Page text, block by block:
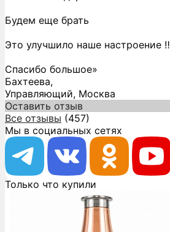
Будем еще брать
Это улучшило наше настроение ‼️
Спасибо большое»
Бахтеева,
Управляющий, Москва
Оставить отзыв
Все отзывы (457)
Мы в социальных сетях
Только что купили